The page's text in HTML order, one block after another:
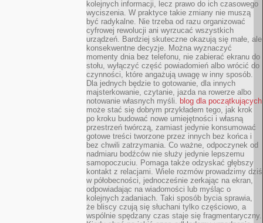
kolejnych informacji, lecz prawo do ich czasowego
wyciszenia. W praktyce takie zmiany nie muszą
być radykalne. Nie trzeba od razu organizować
cyfrowej rewolucji ani wyrzucać wszystkich
urządzeń. Bardziej skuteczne okazują się małe, ale
konsekwentne decyzje. Można wyznaczyć
momenty dnia bez telefonu, nie zabierać ekranu do
stołu, wyłączyć część powiadomień albo wrócić do
czynności, które angażują uwagę w inny sposób.
Dla jednych będzie to gotowanie, dla innych
majsterkowanie, czytanie, jazda na rowerze albo
notowanie własnych myśli. blog dla początkujących
może stać się dobrym przykładem tego, jak krok
po kroku budować nowe umiejętności i własną
przestrzeń twórczą, zamiast jedynie konsumować
gotowe treści tworzone przez innych bez końca i
bez chwili zatrzymania. Co ważne, odpoczynek od
nadmiaru bodźców nie służy jedynie lepszemu
samopoczuciu. Pomaga także odzyskać głębszy
kontakt z relacjami. Wiele rozmów prowadzimy dziś
w półobecności, jednocześnie zerkając na ekran,
odpowiadając na wiadomości lub myśląc o
kolejnych zadaniach. Taki sposób bycia sprawia,
że bliscy czują się słuchani tylko częściowo, a
wspólnie spędzany czas staje się fragmentaryczny.